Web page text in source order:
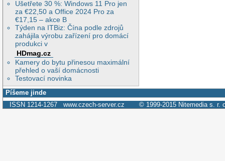
Ušetřete 30 %: Windows 11 Pro jen
za €22,50 a Office 2024 Pro za
€17,15 – akce B
Týden na ITBiz: Čína podle zdrojů
zahájila výrobu zařízení pro domácí
produkci v
HDmag.cz
Kamery do bytu přinesou maximální
přehled o vaší domácnosti
Testovací novinka
Píšeme jinde
ISSN 1214-1267 www.czech-server.cz © 1999-2015 Nitemedia s. r.